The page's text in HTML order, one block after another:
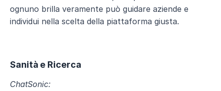
ognuno brilla veramente può guidare aziende e
individui nella scelta della piattaforma giusta.
Sanità e Ricerca
ChatSonic: